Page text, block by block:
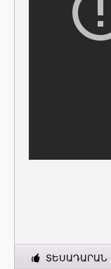
ՏԵՍԱԴԱՐԱՆ